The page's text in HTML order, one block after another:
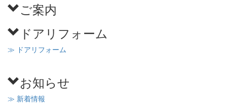
ご案内
ドアリフォーム
≫ ドアリフォーム
お知らせ
≫ 新着情報